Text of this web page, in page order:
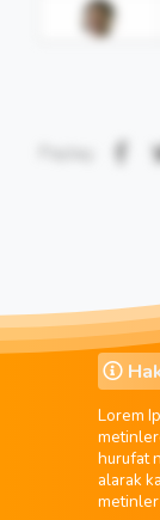
Lorem
hurufat
alarak
metinler